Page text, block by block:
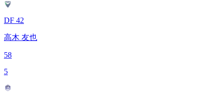
DF 42
高木 友也
58
5